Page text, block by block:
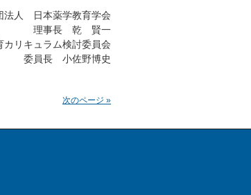
法人 日本薬学教育学会
理事長 乾 賢一
カリキュラム検討委員会
委員長 小佐野博史
次のページ »